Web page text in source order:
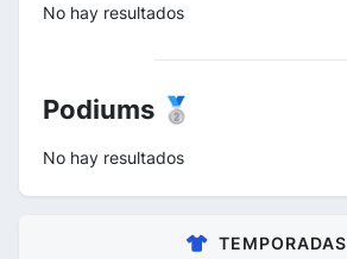
No hay resultados
Podiums 🥈
No hay resultados
TEMPORADAS